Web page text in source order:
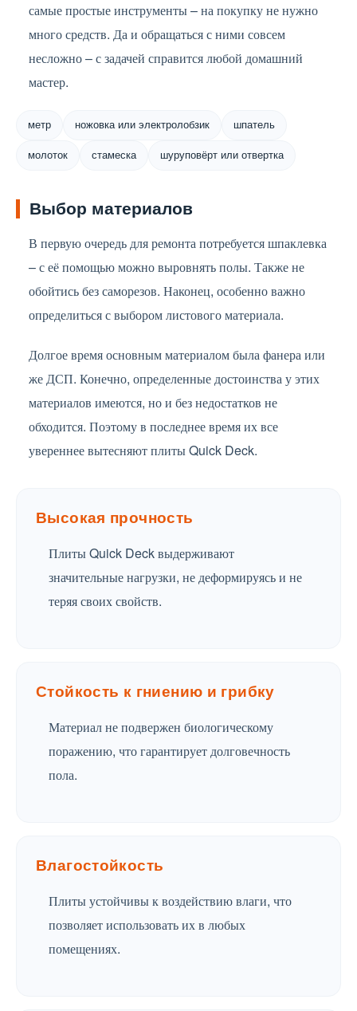
самые простые инструменты – на покупку не нужно
много средств. Да и обращаться с ними совсем
несложно – с задачей справится любой домашний
мастер.
метр ножовка или электролобзик шпатель
молоток стамеска шуруповёрт или отвертка
Выбор материалов
В первую очередь для ремонта потребуется шпаклевка
– с её помощью можно выровнять полы. Также не
обойтись без саморезов. Наконец, особенно важно
определиться с выбором листового материала.
Долгое время основным материалом была фанера или
же ДСП. Конечно, определенные достоинства у этих
материалов имеются, но и без недостатков не
обходится. Поэтому в последнее время их все
увереннее вытесняют плиты Quick Deck.
Высокая прочность
Плиты Quick Deck выдерживают
значительные нагрузки, не деформируясь и не
теряя своих свойств.
Стойкость к гниению и грибку
Материал не подвержен биологическому
поражению, что гарантирует долговечность
пола.
Влагостойкость
Плиты устойчивы к воздействию влаги, что
позволяет использовать их в любых
помещениях.